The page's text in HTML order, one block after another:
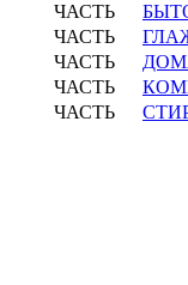
ЧАСТЬ
ЧАСТЬ
ЧАСТЬ
ЧАСТЬ
ЧАСТЬ